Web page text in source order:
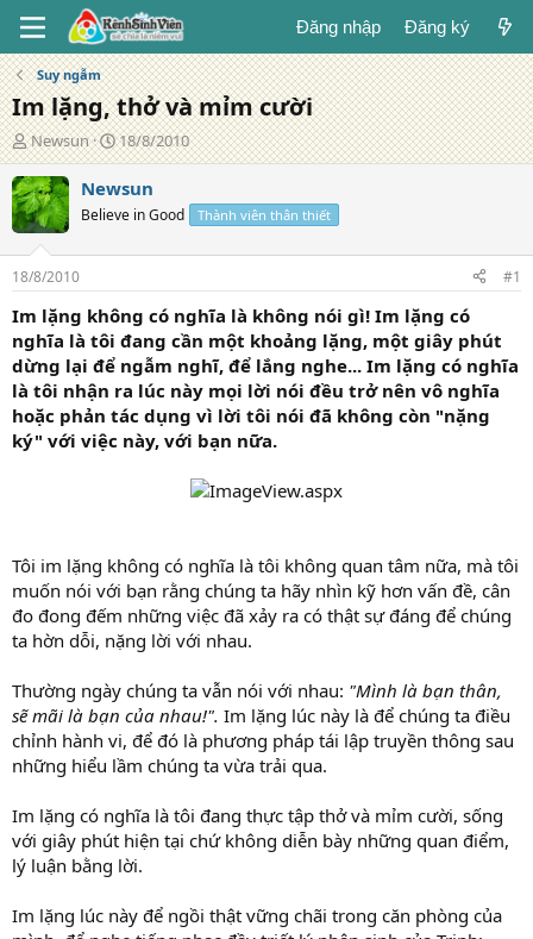
Đăng nhập Đăng ký
Suy ngẫm
Im lặng, thở và mỉm cười
T
á
c
g
i
ả
Newsun
N
g
à
đ
g
18/8/2010
Newsun
Believe in Good Thành viên thân thiết
18/8/2010 #1
Im lặng không có nghĩa là không nói gì! Im lặng có
nghĩa là tôi đang cần một khoảng lặng, một giây phút
dừng lại để ngẫm nghĩ, để lắng nghe... Im lặng có nghĩa
là tôi nhận ra lúc này mọi lời nói đều trở nên vô nghĩa
hoặc phản tác dụng vì lời tôi nói đã không còn "nặng
ký" với việc này, với bạn nữa.
Tôi im lặng không có nghĩa là tôi không quan tâm nữa, mà tôi
muốn nói với bạn rằng chúng ta hãy nhìn kỹ hơn vấn đề, cân
đo đong đếm những việc đã xảy ra có thật sự đáng để chúng
ta hờn dỗi, nặng lời với nhau.
Thường ngày chúng ta vẫn nói với nhau: "Mình là bạn thân,
sẽ mãi là bạn của nhau!". Im lặng lúc này là để chúng ta điều
chỉnh hành vi, để đó là phương pháp tái lập truyền thông sau
những hiểu lầm chúng ta vừa trải qua.
Im lặng có nghĩa là tôi đang thực tập thở và mỉm cười, sống
với giây phút hiện tại chứ không diễn bày những quan điểm,
lý luận bằng lời.
Im lặng lúc này để ngồi thật vững chãi trong căn phòng của